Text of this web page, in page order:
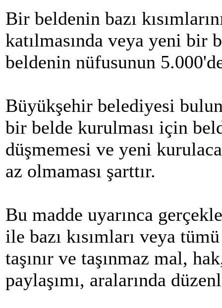
Bir beldenin bazı
katılmasında veya yeni bir
beldenin nüfusunun
Büyükşehir belediyesi
bir belde kurulması için
düşmemesi ve yeni
az olmaması şarttır.
Bu madde uyarınca
ile bazı kısımları veya
taşınır ve taşınmaz mal,
paylaşımı, aralarında